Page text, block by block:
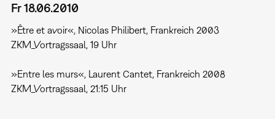
Fr 18.06.2010
»Être et avoir«, Nicolas Philibert, Frankreich 2003
ZKM_Vortragssaal, 19 Uhr
»Entre les murs«, Laurent Cantet, Frankreich 2008
ZKM_Vortragssaal, 21:15 Uhr